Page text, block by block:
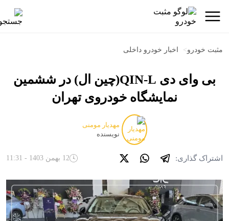
مثبت خودرو> اخبار خودرو داخلی
بی وای دی QIN-L(چین ال) در ششمین
نمایشگاه خودروی تهران
مهدیار مومنی
نویسنده
اشتراک گذاری: 12 بهمن 1403 - 11:31